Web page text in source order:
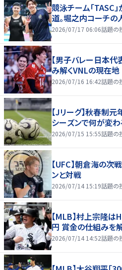
競泳チーム「TASC
道。堀之内コーチ
2026/07/17 06:06話題の
【男子バレー日本
み解くVNLの現在地
2026/07/16 16:42話題の
【Jリーグ】秋春制
シーズンで何が変わ
2026/07/15 15:55話題の
【UFC】朝倉海の
ンと対戦
2026/07/14 15:19話題の
【MLB】村上宗隆
円 賞金の仕組みを
2026/07/14 14:52話題の